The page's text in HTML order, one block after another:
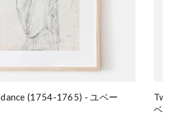
(1754-1765) - ユベー
ベ